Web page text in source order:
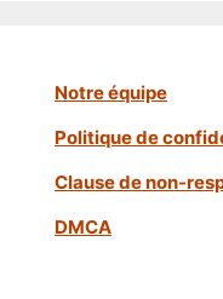
Notre équipe
Politique de
Clause de non-
DMCA